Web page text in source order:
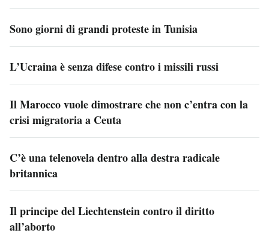
Sono giorni di grandi proteste in Tunisia
L’Ucraina è senza difese contro i missili russi
Il Marocco vuole dimostrare che non c’entra con la
crisi migratoria a Ceuta
C’è una telenovela dentro alla destra radicale
britannica
Il principe del Liechtenstein contro il diritto
all’aborto